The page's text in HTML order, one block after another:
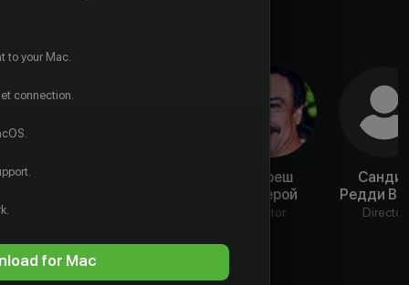
Шакти Капур
Суреш
Оберой
Actor
Редди
Director
to your Mac.
connection.
for Mac